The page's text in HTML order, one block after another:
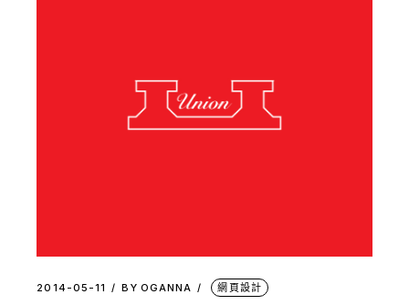
2014-05-11 BY OGANNA 網頁設計